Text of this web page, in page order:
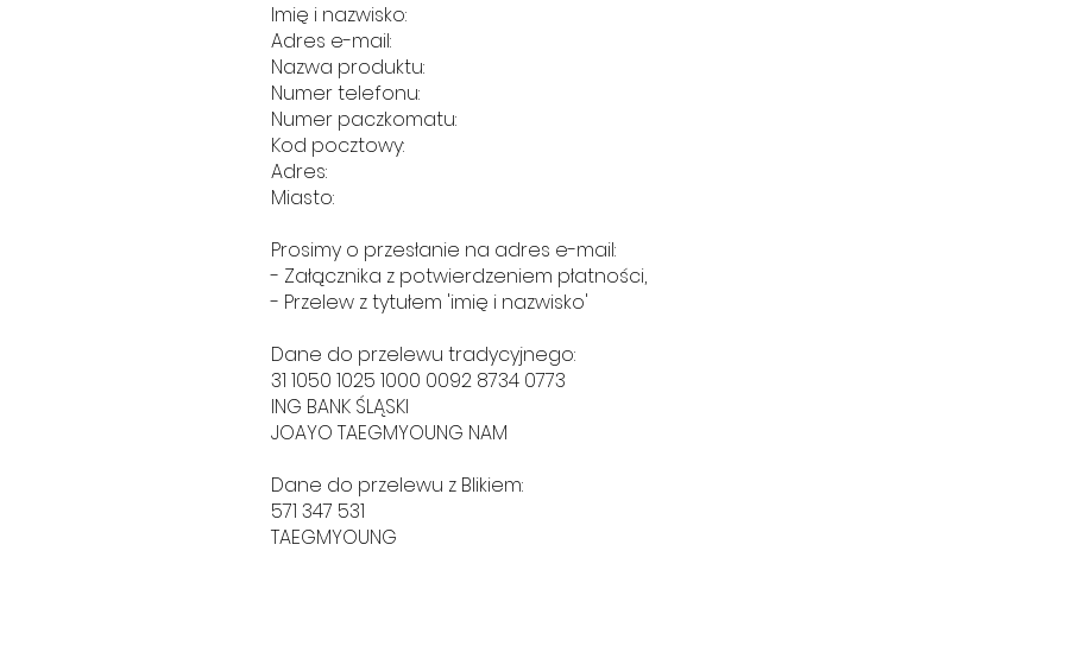
Imię i nazwisko:
Adres e-mail:
Nazwa produktu:
Numer telefonu:
Numer paczkomatu:
Kod pocztowy:
Adres:
Miasto:
Prosimy o przesłanie na adres e-mail:
- Załącznika z potwierdzeniem płatności,
- Przelew z tytułem 'imię i nazwisko'
Dane do przelewu tradycyjnego:
31 1050 1025 1000 0092 8734 0773
ING BANK ŚLĄSKI
JOAYO TAEGMYOUNG NAM
Dane do przelewu z Blikiem:
571 347 531
TAEGMYOUNG